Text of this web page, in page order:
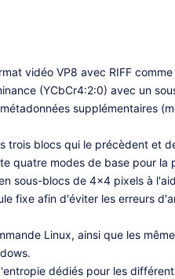
vidéo VP8 avec RIFF
(YCbCr4:2:0) avec un
supplémentaires
blocs qui le précèdent et
modes de base pour
sous-blocs de 4×4 pixels à
fixe afin d'éviter les erreurs
Linux, ainsi que les
dédiés pour les